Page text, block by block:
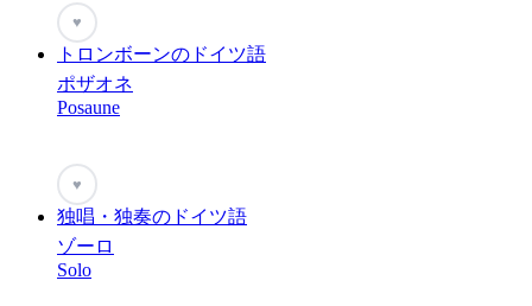
♥
トロンボーンのドイツ語
ポザオネ
Posaune
♥
独唱・独奏のドイツ語
ゾーロ
Solo